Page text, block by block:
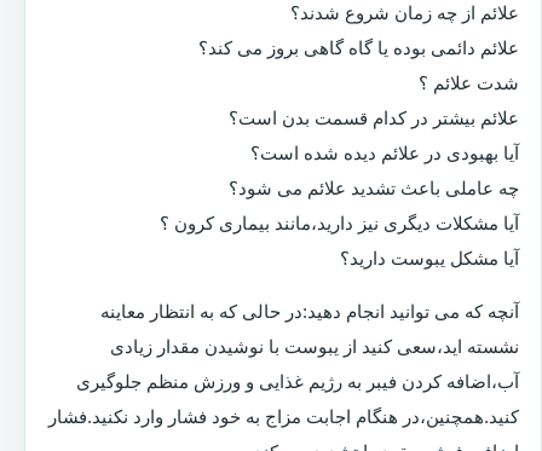
علائم از چه زمان شروع شدند؟
علائم دائمی بوده یا گاه گاهی بروز می کند؟
شدت علائم ؟
علائم بیشتر در کدام قسمت بدن است؟
آیا بهبودی در علائم دیده شده است؟
چه عاملی باعث تشدید علائم می شود؟
آیا مشکلات دیگری نیز دارید،مانند بیماری کرون ؟
آیا مشکل یبوست دارید؟
آنچه که می توانید انجام دهید:در حالی که به انتظار معاینه
نشسته اید،سعی کنید از یبوست با نوشیدن مقدار زیادی
آب،اضافه کردن فیبر به رژیم غذایی و ورزش منظم جلوگیری
کنید.همچنین،در هنگام اجابت مزاج به خود فشار وارد نکنید.فشار